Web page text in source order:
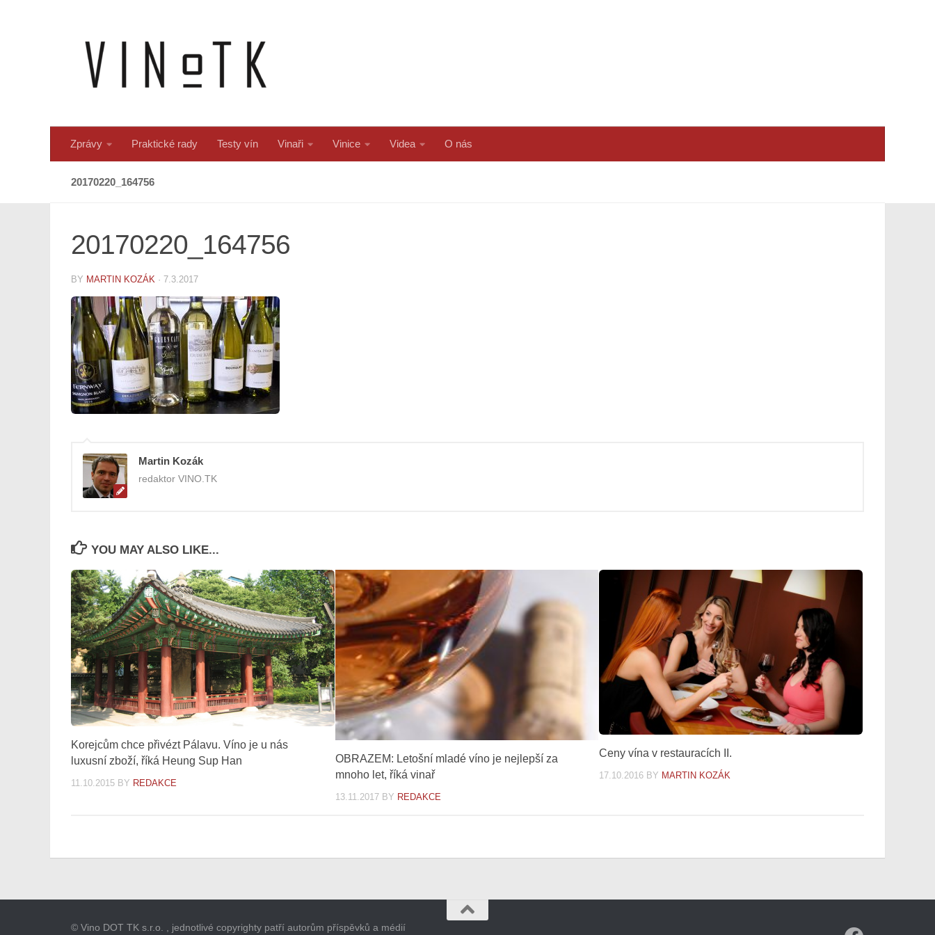
Zprávy Praktické rady Testy vín Vinaři Vinice Videa O nás
20170220_164756
20170220_164756
BY MARTIN KOZÁK · 7.3.2017
Martin Kozák
redaktor VINO.TK
YOU MAY ALSO LIKE...
Korejcům chce přivézt Pálavu. Víno je u nás
luxusní zboží, říká Heung Sup Han
11.10.2015 BY REDAKCE
OBRAZEM: Letošní mladé víno je nejlepší za
mnoho let, říká vinař
13.11.2017BY REDAKCE
Ceny vína v restauracích II.
17.10.2016 BY MARTIN KOZÁK
© Vino DOT TK s.r.o. , jednotlivé copyrighty patří autorům příspěvků a médií